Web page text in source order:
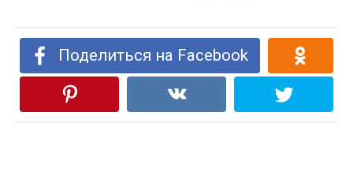
Поделиться на Facebook